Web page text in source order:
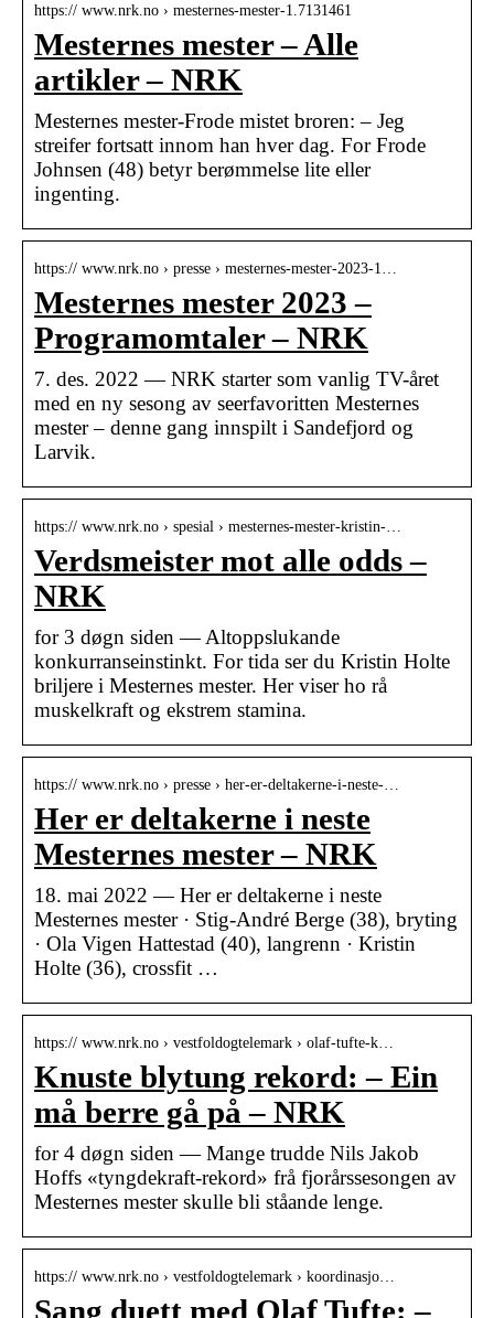
https:// www.nrk.no › mesternes-mester-1.7131461
Mesternes mester – Alle
artikler – NRK
Mesternes mester-Frode mistet broren: – Jeg
streifer fortsatt innom han hver dag. For Frode
Johnsen (48) betyr berømmelse lite eller
ingenting.
https:// www.nrk.no › presse › mesternes-mester-2023-1…
Mesternes mester 2023 –
Programomtaler – NRK
7. des. 2022 — NRK starter som vanlig TV-året
med en ny sesong av seerfavoritten Mesternes
mester – denne gang innspilt i Sandefjord og
Larvik.
https:// www.nrk.no › spesial › mesternes-mester-kristin-…
Verdsmeister mot alle odds –
NRK
for 3 døgn siden — Altoppslukande
konkurranseinstinkt. For tida ser du Kristin Holte
briljere i Mesternes mester. Her viser ho rå
muskelkraft og ekstrem stamina.
https:// www.nrk.no › presse › her-er-deltakerne-i-neste-…
Her er deltakerne i neste
Mesternes mester – NRK
18. mai 2022 — Her er deltakerne i neste
Mesternes mester · Stig-André Berge (38), bryting
· Ola Vigen Hattestad (40), langrenn · Kristin
Holte (36), crossfit …
https:// www.nrk.no › vestfoldogtelemark › olaf-tufte-k…
Knuste blytung rekord: – Ein
må berre gå på – NRK
for 4 døgn siden — Mange trudde Nils Jakob
Hoffs «tyngdekraft-rekord» frå fjorårssesongen av
Mesternes mester skulle bli ståande lenge.
https:// www.nrk.no › vestfoldogtelemark › koordinasjo…
Sang duett med Olaf Tufte: –